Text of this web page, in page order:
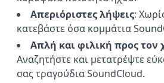
Απεριόριστες λήψεις:
κατεβάστε όσα κομμάτια
Απλή και φιλική προς τον
Αναζητήστε και μετατρέψτε
σας τραγούδια SoundCloud.